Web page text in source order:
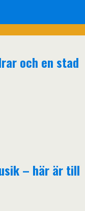
och en stad
– här är till